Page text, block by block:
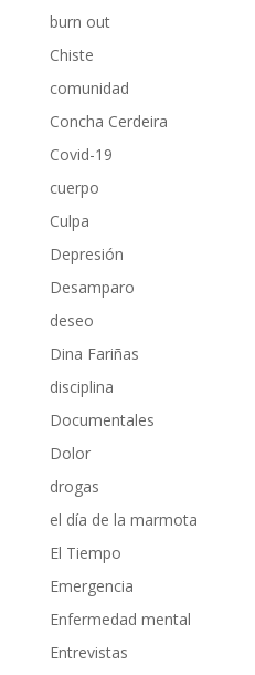
burn out
Chiste
comunidad
Concha Cerdeira
Covid-19
cuerpo
Culpa
Depresión
Desamparo
deseo
Dina Fariñas
disciplina
Documentales
Dolor
drogas
el día de la marmota
El Tiempo
Emergencia
Enfermedad mental
Entrevistas